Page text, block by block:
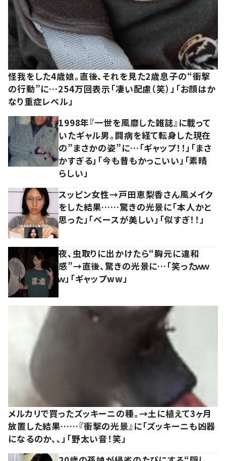
怪我をした4歳娘。直後、それを見た2歳息子の“衝撃
の行動”に…254万回表示「凄い配慮（笑）」「お顔はか
なり重症レベル」
1998年『一世を風靡した雑誌』に載って
いたギャル男。闘病を経て転身した現在
の”まさかの姿”に…「ギャップ！！」「まさ
かすぎる」「今も昔もかっこいい」「素晴
らしい」
スッピン女性→戸田恵梨香さん風メイク
をした結果……驚きの光景に「本人かと
思った」「ベースが美しい」「似すぎ！！」
夜、虫取りに出かけたら“胸元に違和
感”→直後、驚きの光景に…「笑ったｗｗ
ｗ」「ギャップww」
メルカリで買ったズッキーニの種。→土に植えて3ヶ月
放置した結果……『衝撃の光景』に「ズッキーニも凶器
になるのか、、」「野太い音！笑」